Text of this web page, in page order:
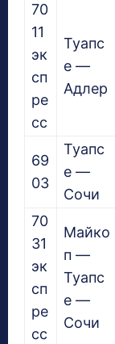
70
11
эк
сп
ре
сс
Туапс
е —
Адлер
69
03
Туапс
е —
Сочи
70
31
эк
сп
ре
сс
Майко
п —
Туапс
е —
Сочи